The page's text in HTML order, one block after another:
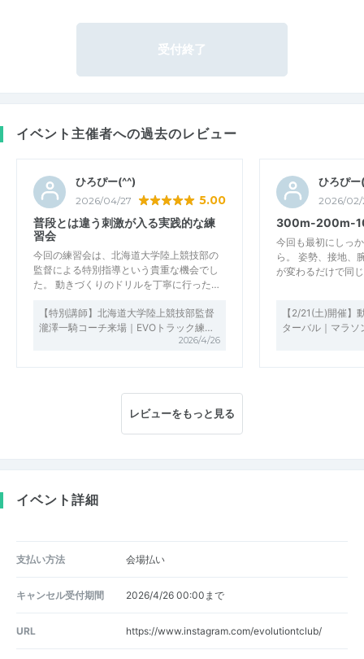
受付終了
イベント主催者への過去のレビュー
ひろぴー(^^)
2026/04/27 5.00
普段とは違う刺激が入る実践的な練
習会
今回の練習会は、北海道大学陸上競技部の
監督による特別指導という貴重な機会でし
た。 動きづくりのドリルを丁寧に行った…
【特別講師】北海道大学陸上競技部監督
瀧澤一騎コーチ来場｜EVOトラック練…
2026/4/26
ひろぴー
2026/
300m-200m-
今回も最初にしっ
ら。 姿勢、接地、
が変わるだけで同
【2/21(土)開催
ターバル｜マラ
レビューをもっと見る
イベント詳細
支払い方法 会場払い
キャンセル受付期間 2026/4/26 00:00まで
URL https://www.instagram.com/evolutiontclub/